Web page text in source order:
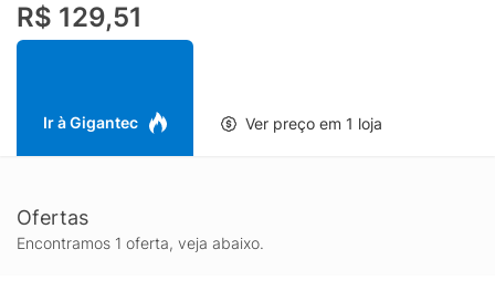
R$ 129,51
Ir à Gigantec Ver preço em 1 loja
Ofertas
Encontramos 1 oferta, veja abaixo.